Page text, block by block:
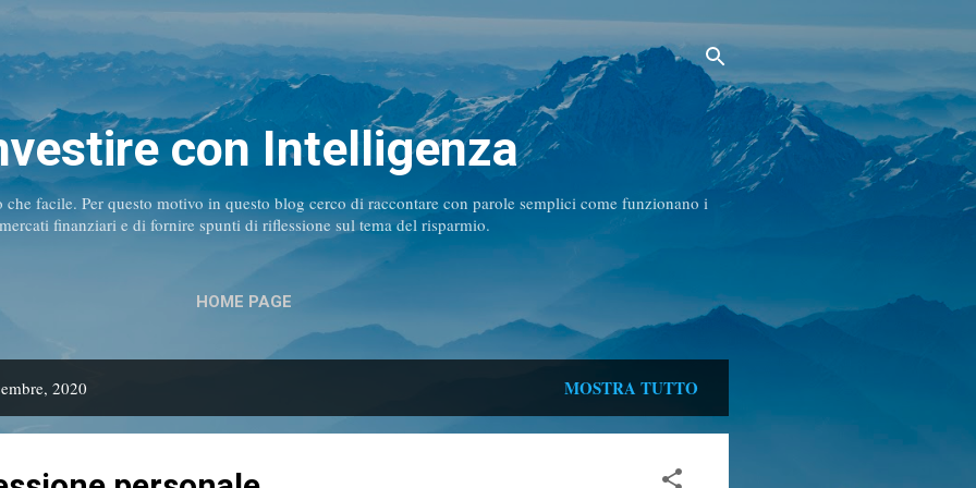
con Intelligenza
che facile. Per questo motivo in questo blog cerco di raccontare con parole semplici come funzionano i
mercati finanziari e di fornire spunti di riflessione sul tema del risparmio.
HOME PAGE
2020 MOSTRA TUTTO